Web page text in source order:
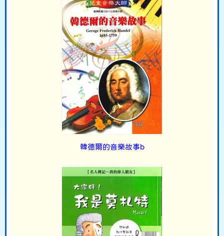
韓德爾的音樂故事b